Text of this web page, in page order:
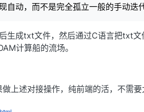
动，而不是完全孤立一般的手动迭
生成txt文件，然后通过C语言把txt文
计算船的流场。
上述对接操作，纯前端的活，不需要